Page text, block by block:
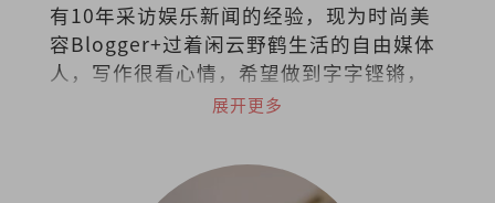
有10年采访娱乐新闻的经验，现为时尚美
容Blogger+过着闲云野鹤生活的自由媒体
人，写作很看心情，希望做到字字铿锵，
展开更多